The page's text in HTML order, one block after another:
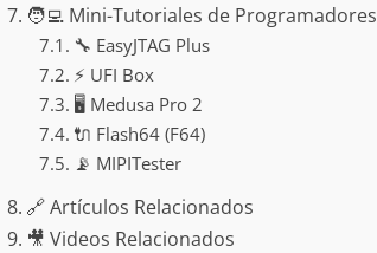
🧑‍💻 Mini-Tutoriales de Programadores
🔧 EasyJTAG Plus
⚡ UFI Box
🖥️ Medusa Pro 2
🔌 Flash64 (F64)
📡 MIPITester
🔗 Artículos Relacionados
🎥 Videos Relacionados